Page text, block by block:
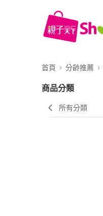
首頁 分齡推薦
商品分類
所有分類